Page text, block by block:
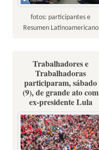
fotos: participantes e
Resumen Latinoamericano
Trabalhadores e
Trabalhadoras
participaram, sábado
(9), de grande ato com
ex-presidente Lula